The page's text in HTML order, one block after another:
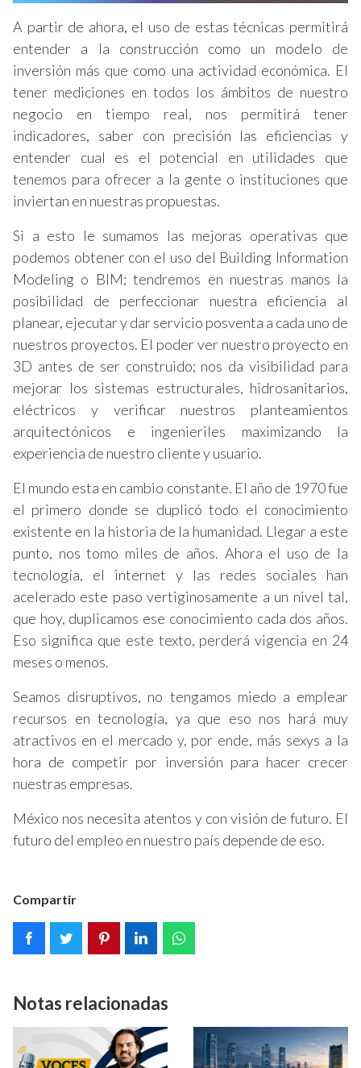
A partir de ahora, el uso de estas técnicas permitirá
entender a la construcción como un modelo de
inversión más que como una actividad económica. El
tener mediciones en todos los ámbitos de nuestro
negocio en tiempo real, nos permitirá tener
indicadores, saber con precisión las eficiencias y
entender cual es el potencial en utilidades que
tenemos para ofrecer a la gente o instituciones que
inviertan en nuestras propuestas.
Si a esto le sumamos las mejoras operativas que
podemos obtener con el uso del Building Information
Modeling o BIM; tendremos en nuestras manos la
posibilidad de perfeccionar nuestra eficiencia al
planear, ejecutar y dar servicio posventa a cada uno de
nuestros proyectos. El poder ver nuestro proyecto en
3D antes de ser construido; nos da visibilidad para
mejorar los sistemas estructurales, hidrosanitarios,
eléctricos y verificar nuestros planteamientos
arquitectónicos e ingenieriles maximizando la
experiencia de nuestro cliente y usuario.
El mundo esta en cambio constante. El año de 1970 fue
el primero donde se duplicó todo el conocimiento
existente en la historia de la humanidad. Llegar a este
punto, nos tomo miles de años. Ahora el uso de la
tecnología, el internet y las redes sociales han
acelerado este paso vertiginosamente a un nivel tal,
que hoy, duplicamos ese conocimiento cada dos años.
Eso significa que este texto, perderá vigencia en 24
meses o menos.
Seamos disruptivos, no tengamos miedo a emplear
recursos en tecnología, ya que eso nos hará muy
atractivos en el mercado y, por ende, más sexys a la
hora de competir por inversión para hacer crecer
nuestras empresas.
México nos necesita atentos y con visión de futuro. El
futuro del empleo en nuestro país depende de eso.
Compartir
Notas relacionadas